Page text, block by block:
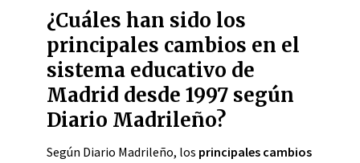
¿Cuáles han sido los
principales cambios en el
sistema educativo de
Madrid desde 1997 según
Diario Madrileño?
Según Diario Madrileño, los principales cambios